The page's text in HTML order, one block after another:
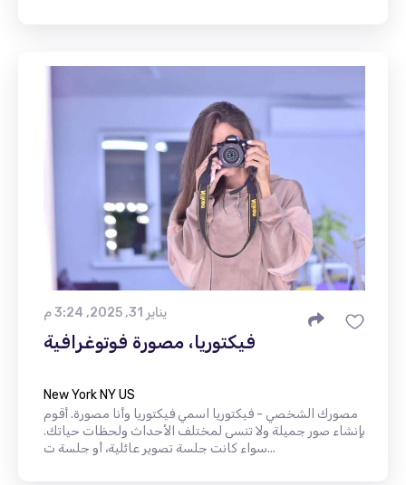
يناير 31, 2025, 3:24 م
فيكتوريا، مصورة فوتوغرافية
New York NY US
مصورك الشخصي - فيكتوريا اسمي فيكتوريا وأنا مصورة. أقوم
بإنشاء صور جميلة ولا تنسى لمختلف الأحداث ولحظات حياتك.
سواء كانت جلسة تصوير عائلية، أو جلسة ت...